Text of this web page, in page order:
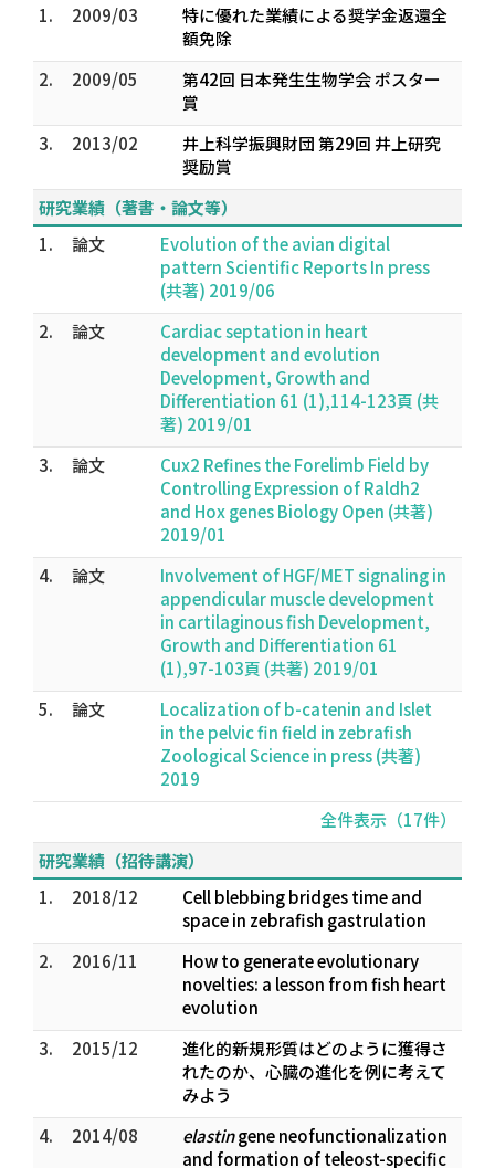
1.
2009/03
特に優れた業績による奨学金返還全
額免除
2.
2009/05
第42回 日本発生生物学会 ポスター
賞
3.
2013/02
井上科学振興財団 第29回 井上研究
奨励賞
研究業績（著書・論文等）
1.
論文
Evolution of the avian digital
pattern Scientific Reports In press
(共著) 2019/06
2.
論文
Cardiac septation in heart
development and evolution
Development, Growth and
Differentiation 61 (1),114-123頁 (共
著) 2019/01
3.
論文
Cux2 Refines the Forelimb Field by
Controlling Expression of Raldh2
and Hox genes Biology Open (共著)
2019/01
4.
論文
Involvement of HGF/MET signaling in
appendicular muscle development
in cartilaginous fish Development,
Growth and Differentiation 61
(1),97-103頁 (共著) 2019/01
5.
論文
Localization of b-catenin and Islet
in the pelvic fin field in zebrafish
Zoological Science in press (共著)
2019
全件表示（17件）
研究業績（招待講演）
1.
2018/12
Cell blebbing bridges time and
space in zebrafish gastrulation
2.
2016/11
How to generate evolutionary
novelties: a lesson from fish heart
evolution
3.
2015/12
進化的新規形質はどのように獲得さ
れたのか、心臓の進化を例に考えて
みよう
4.
2014/08 elastingene neofunctionalization
and formation of teleost-specific